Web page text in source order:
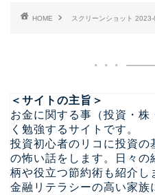
HOME スクリーンショット
＜サイトの主旨＞
お金に関する事（投資・株
く勉強するサイトです。
投資初心者のリコに投資の
の怖い話をします。日々の
柄や役立つ節約術も紹介し
金融リテラシーの高い家族